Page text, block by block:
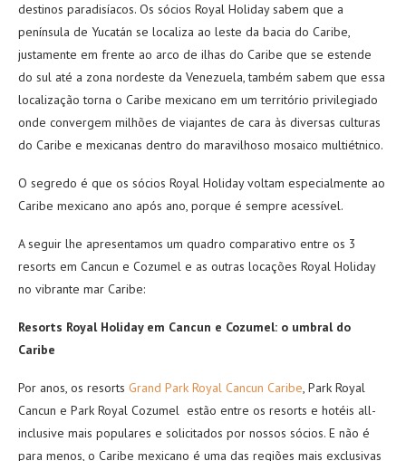
destinos paradisíacos. Os sócios Royal Holiday sabem que a
península de Yucatán se localiza ao leste da bacia do Caribe,
justamente em frente ao arco de ilhas do Caribe que se estende
do sul até a zona nordeste da Venezuela, também sabem que essa
localização torna o Caribe mexicano em um território privilegiado
onde convergem milhões de viajantes de cara às diversas culturas
do Caribe e mexicanas dentro do maravilhoso mosaico multiétnico.
O segredo é que os sócios Royal Holiday voltam especialmente ao
Caribe mexicano ano após ano, porque é sempre acessível.
A seguir lhe apresentamos um quadro comparativo entre os 3
resorts em Cancun e Cozumel e as outras locações Royal Holiday
no vibrante mar Caribe:
Resorts Royal Holiday em Cancun e Cozumel: o umbral do
Caribe
Por anos, os resorts Grand Park Royal Cancun Caribe, Park Royal
Cancun e Park Royal Cozumel estão entre os resorts e hotéis all-
inclusive mais populares e solicitados por nossos sócios. E não é
para menos, o Caribe mexicano é uma das regiões mais exclusivas